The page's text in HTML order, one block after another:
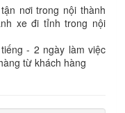
nơi trong nội thành
xe đi tỉnh trong nội
- 2 ngày làm việc
từ khách hàng